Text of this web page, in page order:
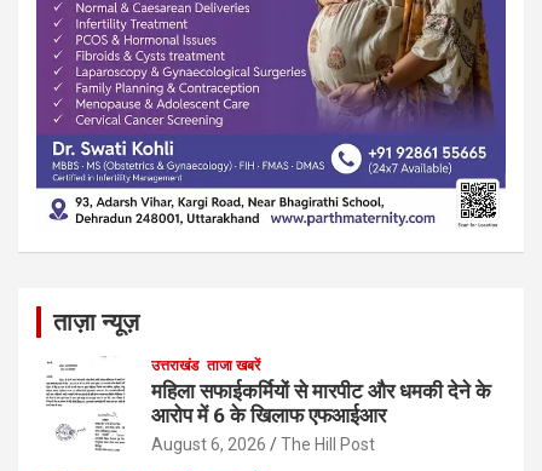
ताज़ा न्यूज़
उत्तराखंड ताजा खबरें
महिला सफाईकर्मियों से मारपीट और धमकी देने के
आरोप में 6 के खिलाफ एफआईआर
August 6, 2026 The Hill Post